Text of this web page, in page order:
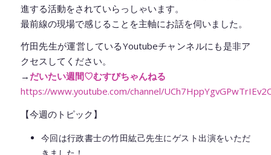
進する活動をされていらっしゃいます。
最前線の現場で感じることを主軸にお話を伺いました。
竹田先生が運営しているYoutubeチャンネルにも是非ア
クセスしてください。
→ だいたい週間♡むすびちゃんねる
https://www.youtube.com/channel/
【今週のトピック】
今回は行政書士の竹田紘己先生にゲスト出演をいただ
きました！